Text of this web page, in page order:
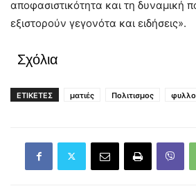
αποφασιστικότητα και τη δυναμική
εξιστορούν γεγονότα και ειδήσεις».
Σχόλια
ΕΤΙΚΕΤΕΣ ματιές Πολιτισμος